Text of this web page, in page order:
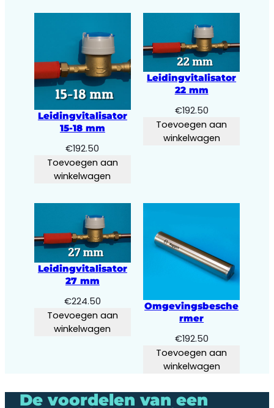
Leidingvitalisator
15-18 mm
€192.50
Toevoegen aan
winkelwagen
Leidingvitalisator
22 mm
€192.50
Toevoegen aan
winkelwagen
Leidingvitalisator
27 mm
€224.50
Toevoegen aan
winkelwagen
Omgevingsbesche
rmer
€192.50
Toevoegen aan
winkelwagen
De voordelen van een